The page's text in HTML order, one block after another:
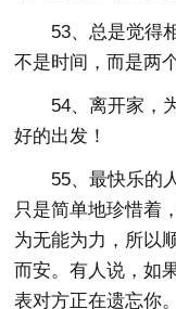
53、总是觉得
不是时间，而是两
54、离开家，
好的出发！
55、最快乐的
只是简单地珍惜着
为无能为力，所以
而安。有人说，如
表对方正在遗忘你。